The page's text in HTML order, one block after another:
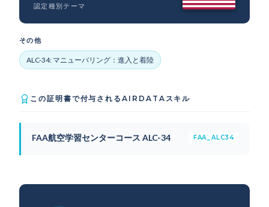
認定種別テーマ
その他
ALC-34: マニューバリング：進入と着陸
この証明書で付与されるAIRDATAスキル
FAA航空学習センターコース ALC-34 FAA_ALC34